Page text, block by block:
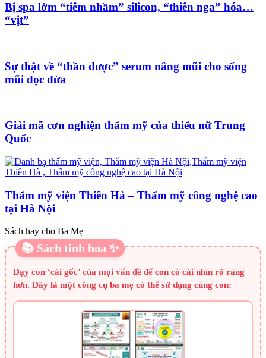
Bị spa lởm “tiêm nhầm” silicon, “thiên nga” hóa…
“vịt”
Sự thật về “thần dược” serum nâng mũi cho sống
mũi dọc dừa
Giải mã cơn nghiện thẩm mỹ của thiếu nữ Trung
Quốc
Thẩm mỹ viện Thiên Hà – Thẩm mỹ công nghệ cao
tại Hà Nội
Sách hay cho Ba Mẹ
📚 Sách tinh hoa ✨
Dạy con ‘cái gốc’ của mọi vấn đề để con có cái nhìn rõ ràng
hơn. Đây là một công cụ ba mẹ có thể sử dụng cùng con: